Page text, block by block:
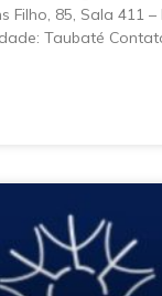
Filho, 85, Sala 411 –
Taubaté